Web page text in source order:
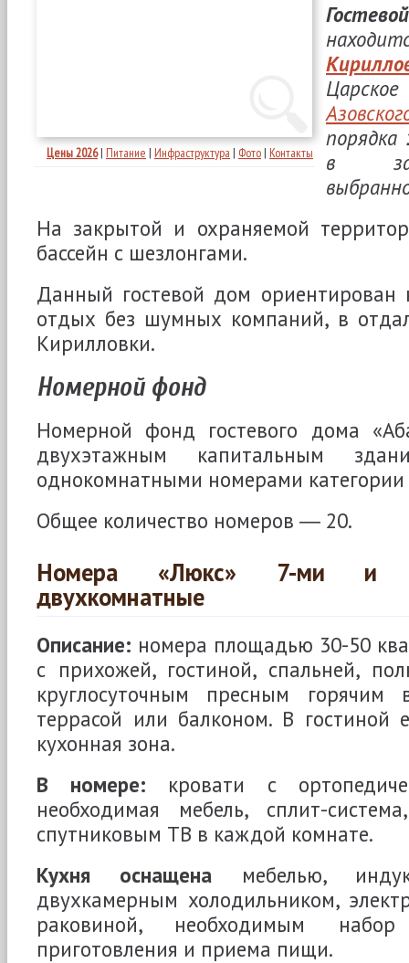
Цены 2026| Питание | Инфраструктура | Фото | Контакты
Царское
порядка
в
На закрытой и охраняемой
бассейн с шезлонгами.
Данный гостевой дом ориентирован
отдых без шумных компаний, в
Кирилловки.
Номерной фонд
Номерной фонд гостевого дома
двухэтажным капитальным
однокомнатными номерами
Общее количество номеров ― 20.
Номера «Люкс» 7-ми и
двухкомнатные
Описание: номера площадью 30-50
с прихожей, гостиной, спальней,
круглосуточным пресным горячим
террасой или балконом. В гостиной
кухонная зона.
В номере: кровати с
необходимая мебель, сплит-
спутниковым ТВ в каждой комнате.
Кухня оснащена мебелью,
двухкамерным холодильником,
раковиной, необходимым
приготовления и приема пищи.